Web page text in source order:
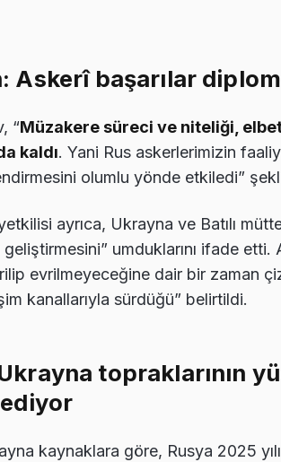
Askerî başarılar
“Müzakere süreci ve niteliği,
kaldı. Yani Rus askerlerimizin
olumlu yönde etkiledi”
ayrıca, Ukrayna ve Batılı
geliştirmesini” umduklarını ifade
evrilmeyeceğine dair bir zaman
kanallarıyla sürdüğü” belirtildi.
topraklarının
kaynaklara göre, Rusya 2025 yılı